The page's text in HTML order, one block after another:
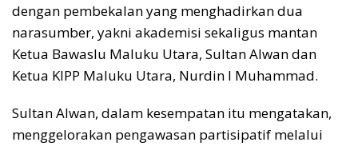
dengan pembekalan yang menghadirkan dua
narasumber, yakni akademisi sekaligus mantan
Ketua Bawaslu Maluku Utara, Sultan Alwan dan
Ketua KIPP Maluku Utara, Nurdin I Muhammad.
Sultan Alwan, dalam kesempatan itu mengatakan,
menggelorakan pengawasan partisipatif melalui